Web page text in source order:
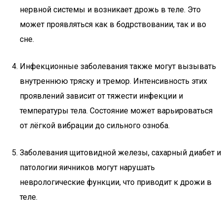
нервной системы и возникает дрожь в теле. Это
может проявляться как в бодрствовании, так и во
сне.
Инфекционные заболевания также могут вызывать
внутреннюю тряску и тремор. Интенсивность этих
проявлений зависит от тяжести инфекции и
температуры тела. Состояние может варьироваться
от лёгкой вибрации до сильного озноба.
Заболевания щитовидной железы, сахарный диабет и
патологии яичников могут нарушать
неврологические функции, что приводит к дрожи в
теле.